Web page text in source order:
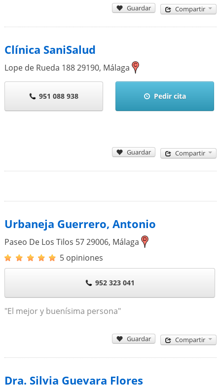
Guardar Compartir
Clínica SaniSalud
Lope de Rueda 18829190, Málaga
951 088 938 Pedir cita
Guardar Compartir
Urbaneja Guerrero, Antonio
Paseo De Los Tilos 5729006, Málaga
5 opiniones
952 323 041
"El mejor y buenísima persona"
Guardar Compartir
Dra. Silvia Guevara Flores